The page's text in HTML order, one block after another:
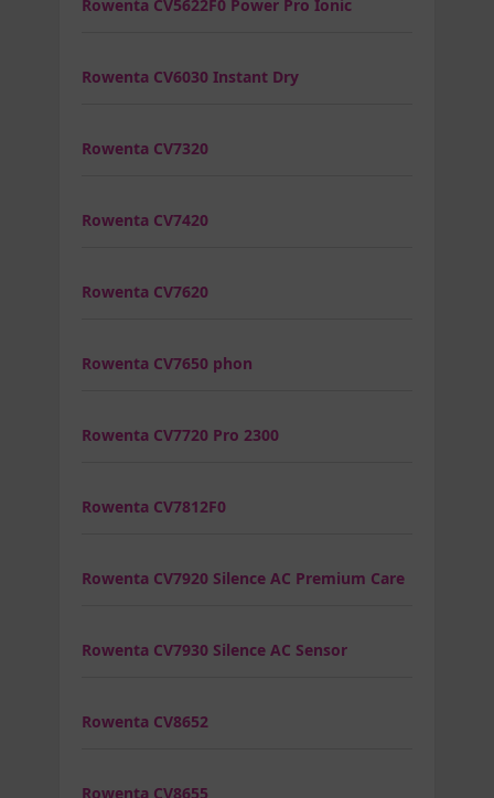
Rowenta CV5622F0 Power Pro Ionic
Rowenta CV6030 Instant Dry
Rowenta CV7320
Rowenta CV7420
Rowenta CV7620
Rowenta CV7650 phon
Rowenta CV7720 Pro 2300
Rowenta CV7812F0
Rowenta CV7920 Silence AC Premium Care
Rowenta CV7930 Silence AC Sensor
Rowenta CV8652
Rowenta CV8655